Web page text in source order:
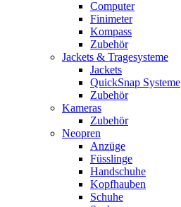
Computer
Finimeter
Kompass
Zubehör
Jackets & Tragesysteme
Jackets
QuickSnap Systeme
Zubehör
Kameras
Zubehör
Neopren
Anzüge
Füsslinge
Handschuhe
Kopfhauben
Schuhe